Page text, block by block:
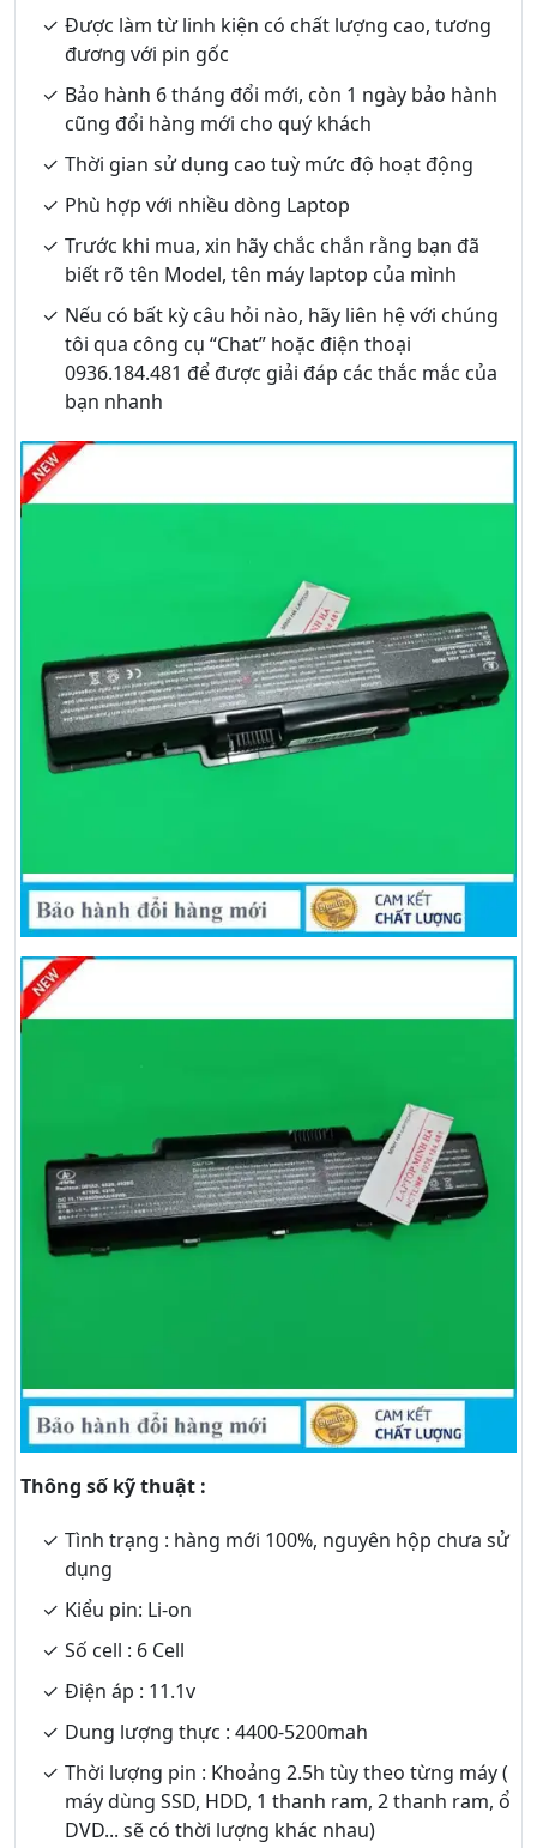
Được làm từ linh kiện có chất lượng cao, tương
đương với pin gốc
Bảo hành 6 tháng đổi mới, còn 1 ngày bảo hành
cũng đổi hàng mới cho quý khách
Thời gian sử dụng cao tuỳ mức độ hoạt động
Phù hợp với nhiều dòng Laptop
Trước khi mua, xin hãy chắc chắn rằng bạn đã
biết rõ tên Model, tên máy laptop của mình
Nếu có bất kỳ câu hỏi nào, hãy liên hệ với chúng
tôi qua công cụ “Chat” hoặc điện thoại
0936.184.481 để được giải đáp các thắc mắc của
bạn nhanh
Thông số kỹ thuật :
Tình trạng : hàng mới 100%, nguyên hộp chưa sử
dụng
Kiểu pin: Li-on
Số cell : 6 Cell
Điện áp : 11.1v
Dung lượng thực : 4400-5200mah
Thời lượng pin : Khoảng 2.5h tùy theo từng máy (
máy dùng SSD, HDD, 1 thanh ram, 2 thanh ram, ổ
DVD... sẽ có thời lượng khác nhau)